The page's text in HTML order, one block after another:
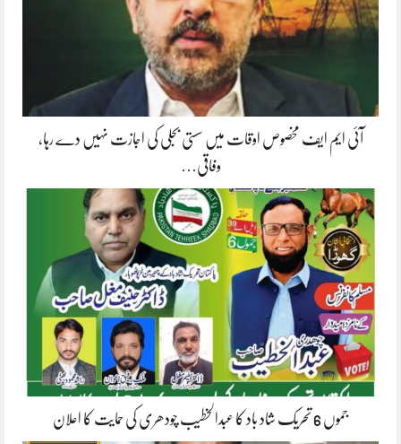
آئی ایم ایف مخصوص اوقات میں سستی بجلی کی اجازت نہیں دے رہا،
وفاقی…
جموں 6 تحریک شاد باد کا عبدالخطیب چودھری کی حمایت کا اعلان